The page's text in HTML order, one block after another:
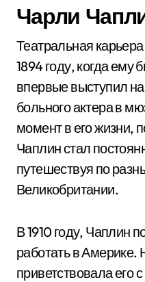
Чарли
Театральная
1894 году, когда ему
впервые выступил
больного актера в
момент в его жизни,
Чаплин стал
путешествуя по
Великобритании.
В 1910 году, Чаплин
работать в Америке.
приветствовала его